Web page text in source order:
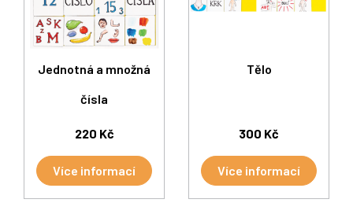
Jednotná a množná
čísla
220 Kč
Více informací
Tělo
300 Kč
Více informací